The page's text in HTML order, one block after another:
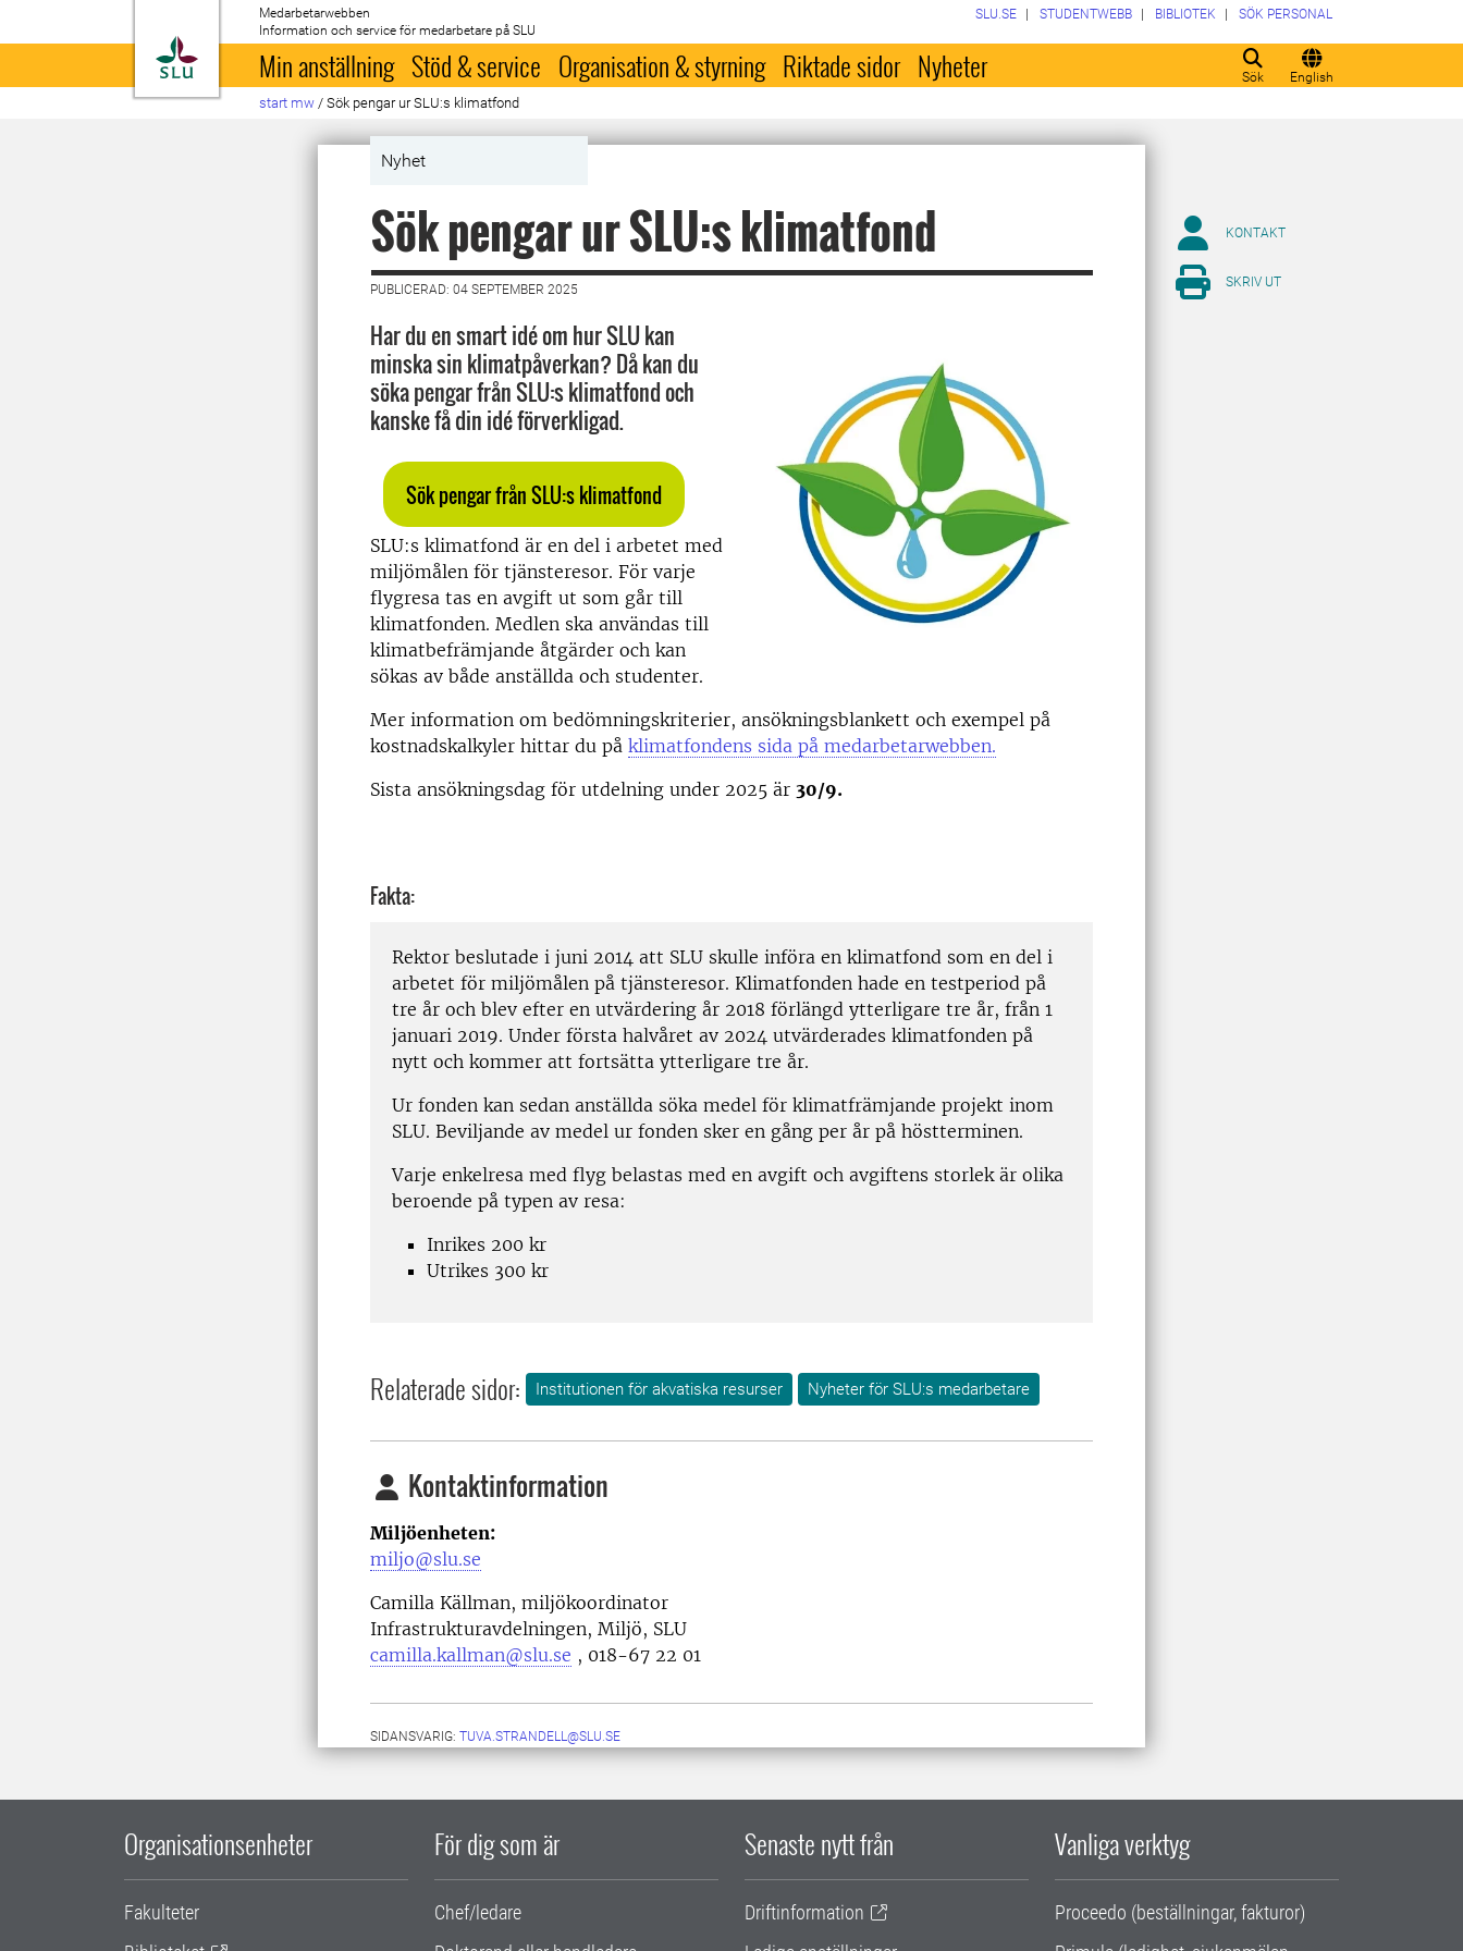
Till startsida
Medarbetarwebben
Information och service för medarbetare på SLU
Sök English
SLU.SE STUDENTWEBB BIBLIOTEK SÖK PERSONAL
Min anställning Stöd & service Organisation & styrning Riktade sidor Nyheter
start mw / Sök pengar ur SLU:s klimatfond
Nyhet
Sök pengar ur SLU:s klimatfond
PUBLICERAD: 04 SEPTEMBER 2025
Har du en smart idé om hur SLU kan
minska sin klimatpåverkan? Då kan du
söka pengar från SLU:s klimatfond och
kanske få din idé förverkligad.
Sök pengar från SLU:s klimatfond
SLU:s klimatfond är en del i arbetet med
miljömålen för tjänsteresor. För varje
flygresa tas en avgift ut som går till
klimatfonden. Medlen ska användas till
klimatbefrämjande åtgärder och kan
sökas av både anställda och studenter.
Mer information om bedömningskriterier, ansökningsblankett och exempel på
kostnadskalkyler hittar du på klimatfondens sida på medarbetarwebben.
Sista ansökningsdag för utdelning under 2025 är 30/9.
Fakta:
Rektor beslutade i juni 2014 att SLU skulle införa en klimatfond som en del i
arbetet för miljömålen på tjänsteresor. Klimatfonden hade en testperiod på
tre år och blev efter en utvärdering år 2018 förlängd ytterligare tre år, från 1
januari 2019. Under första halvåret av 2024 utvärderades klimatfonden på
nytt och kommer att fortsätta ytterligare tre år.
Ur fonden kan sedan anställda söka medel för klimatfrämjande projekt inom
SLU. Beviljande av medel ur fonden sker en gång per år på höstterminen.
Varje enkelresa med flyg belastas med en avgift och avgiftens storlek är olika
beroende på typen av resa:
Inrikes 200 kr
Utrikes 300 kr
Relaterade sidor: Institutionen för akvatiska resurser Nyheter för SLU:s medarbetare
Kontaktinformation
Miljöenheten:
miljo@slu.se
Camilla Källman, miljökoordinator
Infrastrukturavdelningen, Miljö, SLU
camilla.kallman@slu.se , 018-67 22 01
SIDANSVARIG: TUVA.STRANDELL@SLU.SE
KONTAKT
SKRIV UT
Organisationsenheter
Fakulteter
För dig som är
Chef/ledare
Senaste nytt från
Driftinformation
Vanliga verktyg
Proceedo (beställningar, fakturor)